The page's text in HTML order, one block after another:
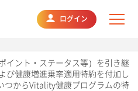
ログイン
イント・ステータス等）を引き継
び健康増進乗率適用特約を付加し
つからVitality健康プログラムの特